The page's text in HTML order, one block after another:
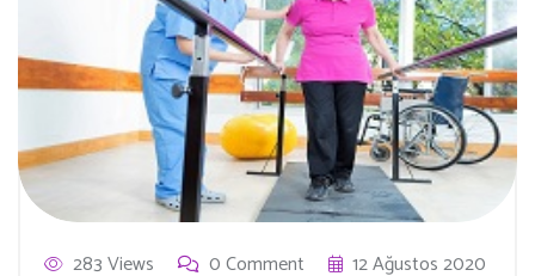
283 Views 0 Comment 12 Ağustos 2020